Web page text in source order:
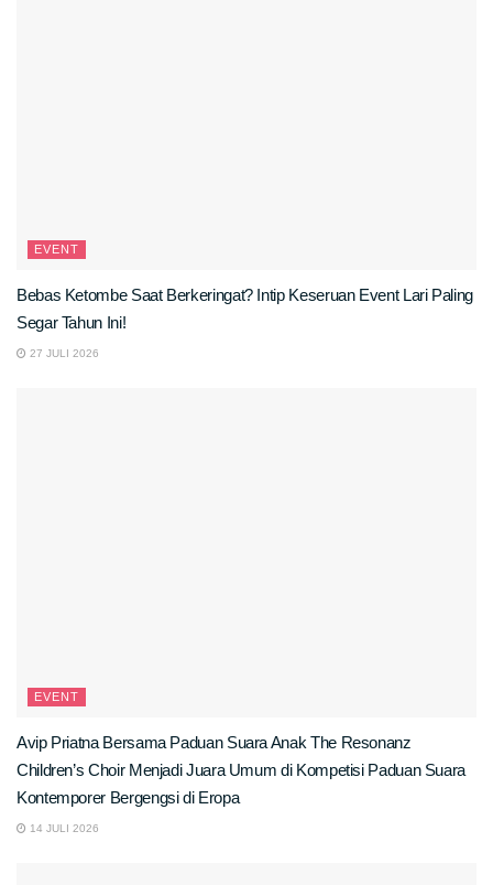
EVENT
Bebas Ketombe Saat Berkeringat? Intip Keseruan Event Lari Paling
Segar Tahun Ini!
27 JULI 2026
EVENT
Avip Priatna Bersama Paduan Suara Anak The Resonanz
Children’s Choir Menjadi Juara Umum di Kompetisi Paduan Suara
Kontemporer Bergengsi di Eropa
14 JULI 2026